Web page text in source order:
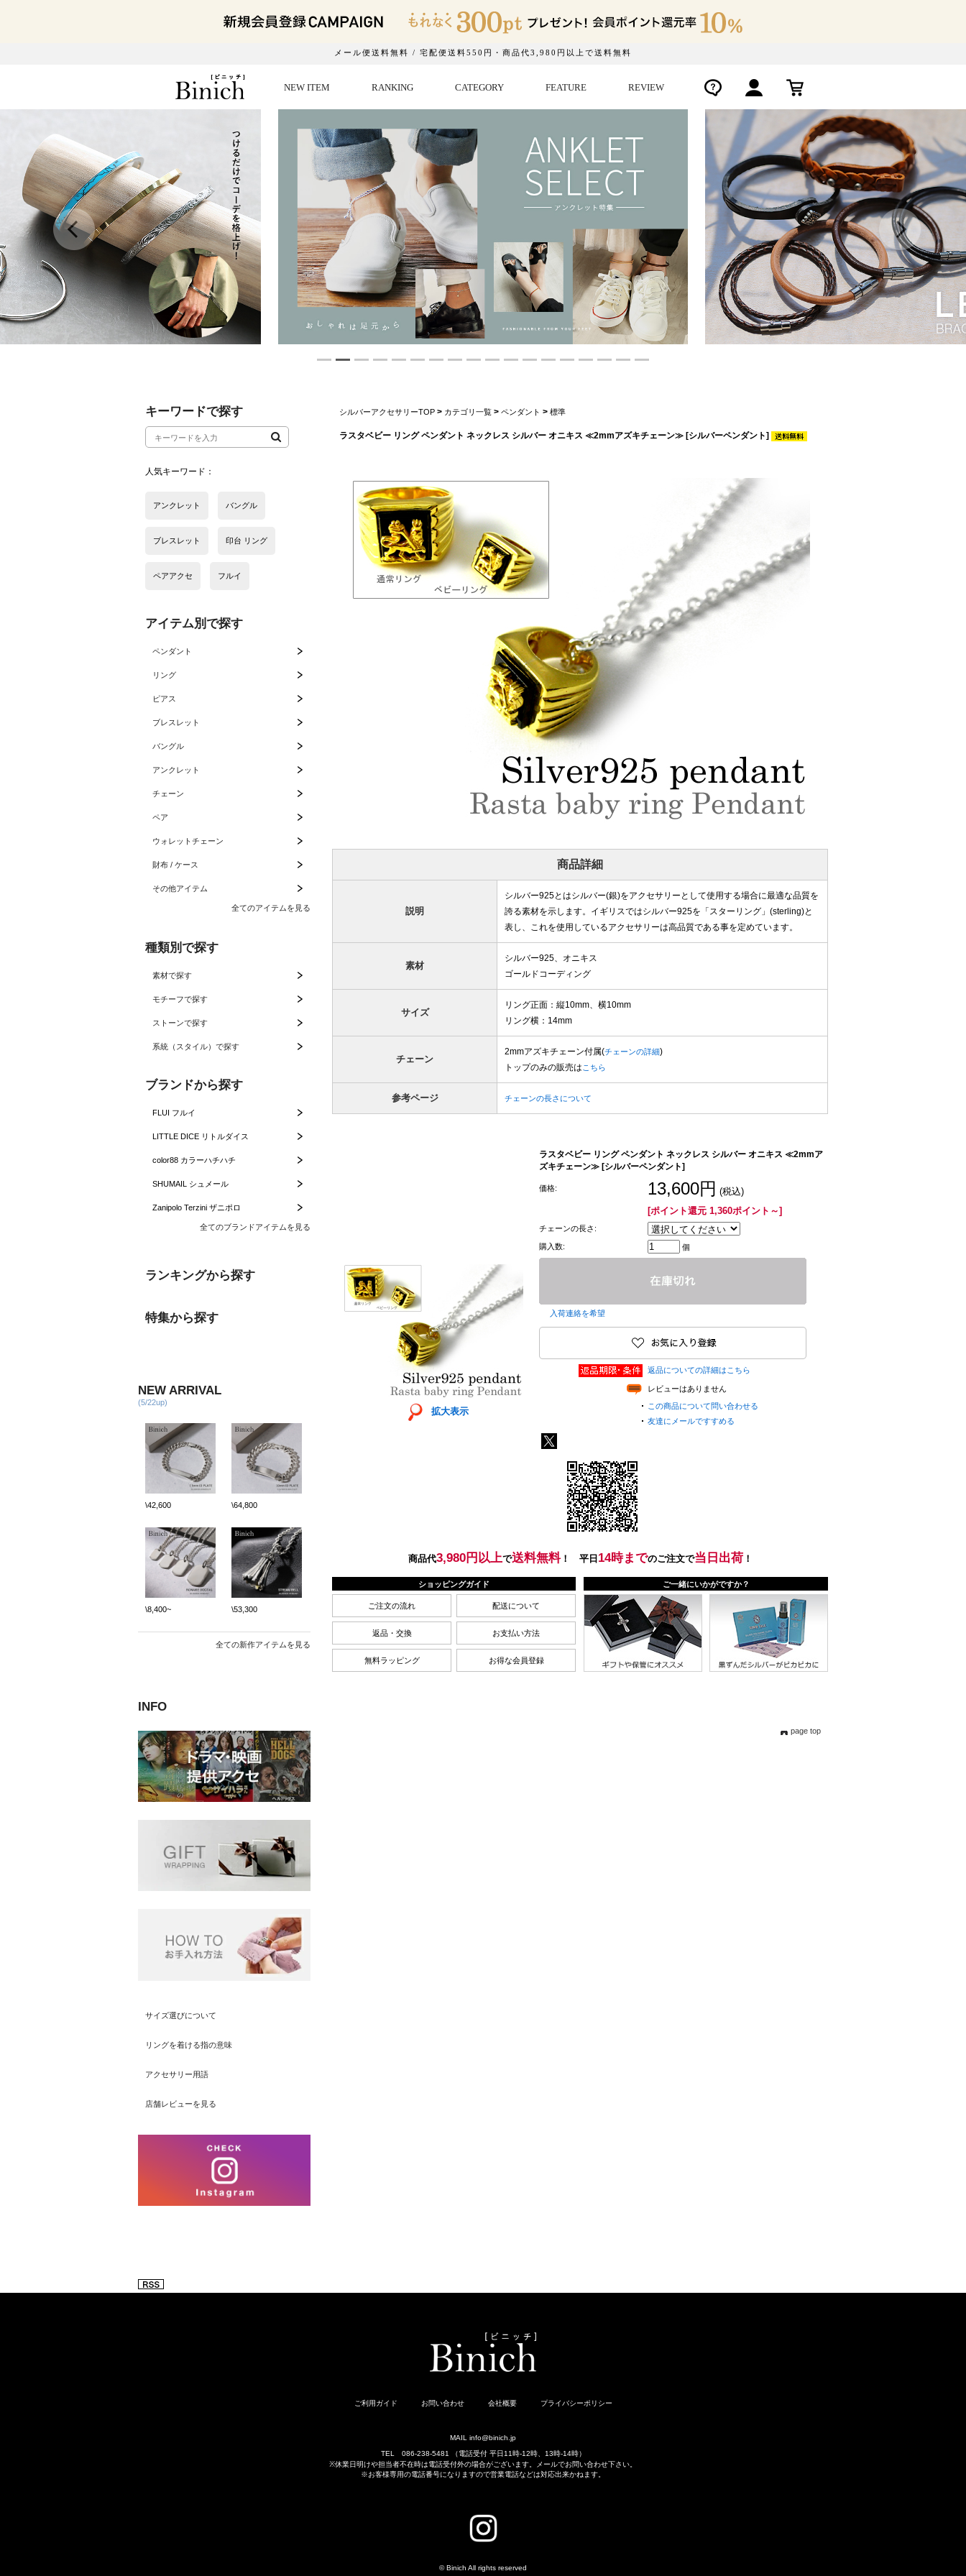
アイテム別で探す
ペンダント
リング
ピアス
ブレスレット
バングル
アンクレット
チェーン
ペア
ウォレットチェーン
財布 / ケース
その他アイテム
全てのアイテムを見る
種類別で探す
素材で探す
モチーフで探す
ストーンで探す
系統（スタイル）で探す
ブランドから探す
FLUI フルイ
LITTLE DICE リトルダイス
color88 カラーハチハチ
SHUMAIL シュメール
Zanipolo Terzini ザニポロ
全てのブランドアイテムを見る
ランキングから探す
特集から探す
シルバーアクセサリーTOP > カテゴリ一覧 > ペンダント > 標準
ラスタベビー リング ペンダント ネックレス シルバー オニキス ≪2mmアズキチェーン≫ [シルバーペンダント]
商品詳細
説明
シルバー925とはシルバー(銀)をアクセサリーとして使用する場合に最適な品質を
誇る素材を示します。イギリスではシルバー925を「スターリング」(sterling)と
表し、これを使用しているアクセサリーは高品質である事を定めています。
素材
シルバー925、オニキス
ゴールドコーディング
サイズ
リング正面：縦10mm、横10mm
リング横：14mm
チェーン
2mmアズキチェーン付属(チェーンの詳細)
トップのみの販売は こちら
参考ページ チェーンの長さについて
拡大表示
ラスタベビー リング ペンダント ネックレス シルバー オニキス ≪2mmア
ズキチェーン≫ [シルバーペンダント]
価格: 13,600円 (税込)
[ポイント還元 1,360ポイント～]
チェーンの長さ:
購入数: 個
入荷連絡を希望
返品についての詳細はこちら
レビューはありません
この商品について問い合わせる
友達にメールですすめる
page top